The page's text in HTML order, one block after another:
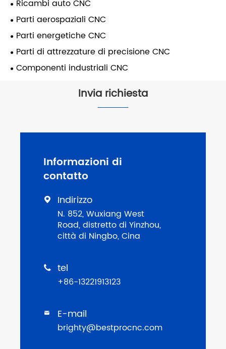
Ricambi auto CNC
Parti aerospaziali CNC
Parti energetiche CNC
Parti di attrezzature di precisione CNC
Componenti industriali CNC
Invia richiesta
Informazioni di
contatto
 Indirizzo
N. 852, Wuxiang West
Road, distretto di Yinzhou,
città di Ningbo, Cina
 tel
+86-13221913123
 E-mail
brighty@bestprocnc.com